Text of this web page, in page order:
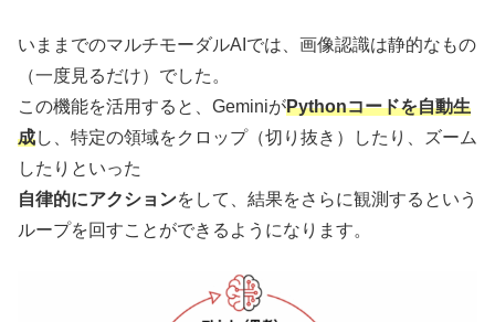
いままでのマルチモーダルAIでは、画像認識は静的なもの
（一度見るだけ）でした。
この機能を活用すると、GeminiがPythonコードを自動生
成し、特定の領域をクロップ（切り抜き）したり、ズーム
したりといった
自律的にアクションをして、結果をさらに観測するという
ループを回すことができるようになります。